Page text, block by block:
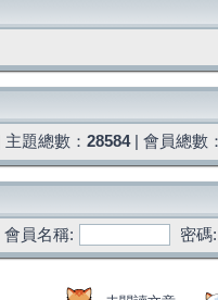
| 主題總數： 28584| 會員總數
會員名稱:
密碼: